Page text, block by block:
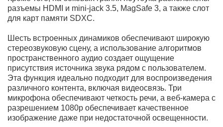
Купить MacBook Pro 16 2023 M3
гарантией
Apple MacBook Pro 16 8TB Silver (Z1AJ0019B) -
выдающийся ноутбук с мощностью и элегантным
дизайном в классическом серебристом исполнении.
Этот ноутбук оснащен инновационным процессором
M3 Max, который обеспечивает большой объем
оперативной памяти и внутреннего хранилища.
Дисплей Retina высокого качества и разнообразные